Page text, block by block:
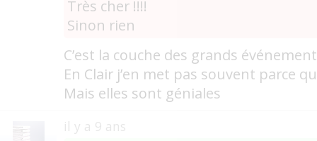
Très cher !!!!
Sinon rien
C’est la couche des grands
En Clair j’en met pas souvent parce
Mais elles sont géniales
il y a 9 ans